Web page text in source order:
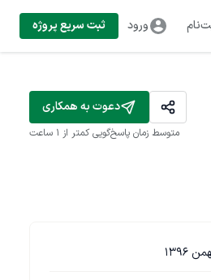
ورود ثبت سریع پروژه
دعوت به همکاری
متوسط زمان پاسخ‌گویی کمتر از 1 ساعت